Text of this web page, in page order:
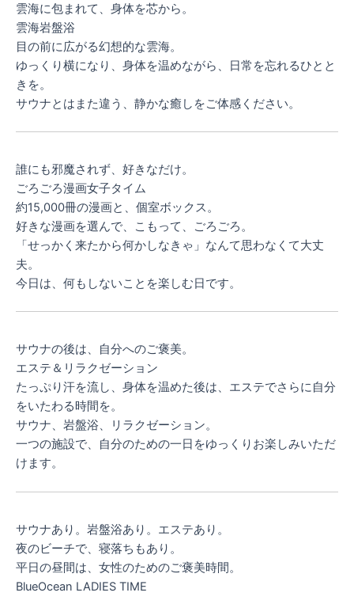
雲海に包まれて、身体を芯から。
雲海岩盤浴
目の前に広がる幻想的な雲海。
ゆっくり横になり、身体を温めながら、日常を忘れるひとと
きを。
サウナとはまた違う、静かな癒しをご体感ください。
誰にも邪魔されず、好きなだけ。
ごろごろ漫画女子タイム
約15,000冊の漫画と、個室ボックス。
好きな漫画を選んで、こもって、ごろごろ。
「せっかく来たから何かしなきゃ」なんて思わなくて大丈
夫。
今日は、何もしないことを楽しむ日です。
サウナの後は、自分へのご褒美。
エステ＆リラクゼーション
たっぷり汗を流し、身体を温めた後は、エステでさらに自分
をいたわる時間を。
サウナ、岩盤浴、リラクゼーション。
一つの施設で、自分のための一日をゆっくりお楽しみいただ
けます。
サウナあり。岩盤浴あり。エステあり。
夜のビーチで、寝落ちもあり。
平日の昼間は、女性のためのご褒美時間。
BlueOcean LADIES TIME